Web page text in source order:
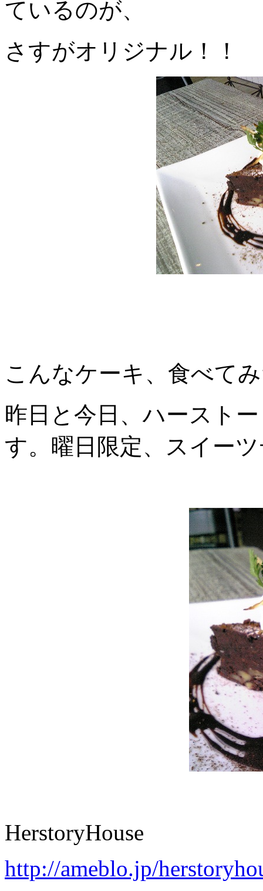
ているのが、
さすがオリジナル！！
こんなケーキ、食べて
昨日と今日、ハースト
す。曜日限定、スイー
HerstoryHouse
http://ameblo.jp/